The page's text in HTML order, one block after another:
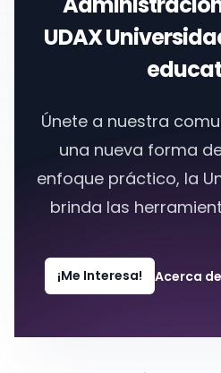
UDAX
Únete a nuestra
una nueva forma
enfoque práctico, la
brinda las
¡Me Interesa! Acerca